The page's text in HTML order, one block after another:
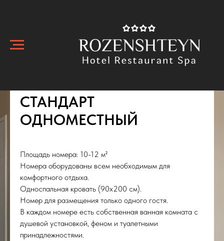
СТАНДАРТ
ОДНОМЕСТНЫЙ
Площадь номера: 10-12 м²
Номера оборудованы всем необходимым для
комфортного отдыха.
Односпальная кровать (90х200 см).
Номер для размещения только одного гостя.
В каждом номере есть собственная ванная комната с
душевой установкой, феном и туалетными
принадлежностями.